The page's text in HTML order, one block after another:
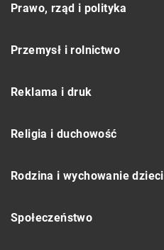
Prawo, rząd i polityka
Przemysł i rolnictwo
Reklama i druk
Religia i duchowość
Rodzina i wychowanie dzieci
Społeczeństwo